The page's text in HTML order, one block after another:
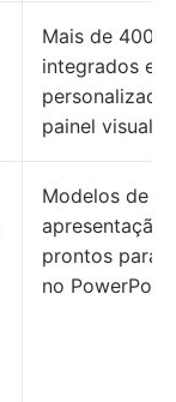
Mais de 400
integrados e
painel visual
Modelos de
apresentação
prontos para
no PowerPoint